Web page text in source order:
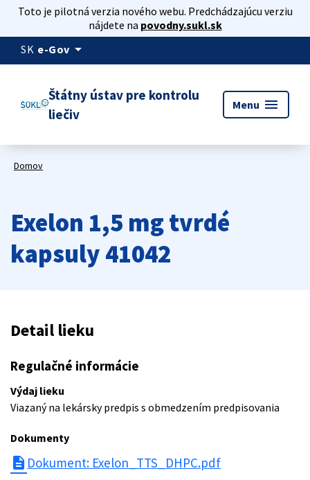
Toto je pilotná verzia nového webu. Predchádzajúcu verziu
nájdete na povodny.sukl.sk
SK e-Gov arrow_drop_down
Štátny ústav pre kontrolu
liečiv
Menu menu
Domov
Exelon 1,5 mg tvrdé
kapsuly 41042
Detail lieku
Regulačné informácie
Výdaj lieku
Viazaný na lekársky predpis s obmedzením predpisovania
Dokumenty
description Dokument: Exelon_TTS_DHPC.pdf